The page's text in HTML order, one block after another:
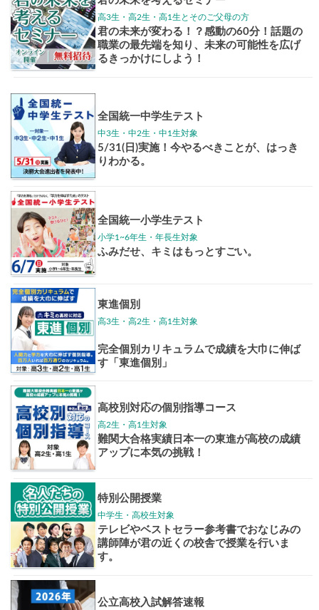
講座
東大特進 トップリ
イベントほか
志作文コンクール 君の未来
情報